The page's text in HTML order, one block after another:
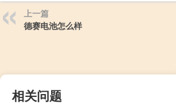
上一篇
德赛电池怎么样
相关问题